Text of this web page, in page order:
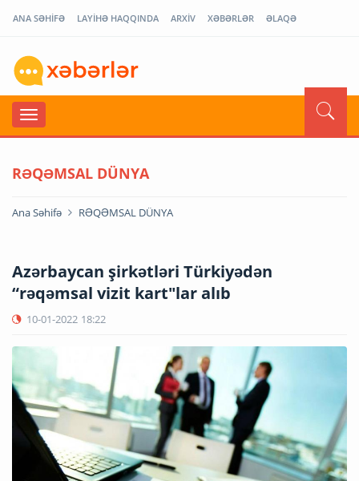
ANA SƏHİFƏ LAYİHƏ HAQQINDA ARXİV XƏBƏRLƏR ƏLAQƏ
RƏQƏMSAL DÜNYA
Ana Səhifə RƏQƏMSAL DÜNYA
Azərbaycan şirkətləri Türkiyədən
“rəqəmsal vizit kart"lar alıb
10-01-2022 18:22